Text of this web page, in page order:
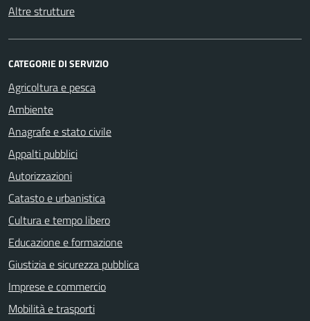
Altre strutture
CATEGORIE DI SERVIZIO
Agricoltura e pesca
Ambiente
Anagrafe e stato civile
Appalti pubblici
Autorizzazioni
Catasto e urbanistica
Cultura e tempo libero
Educazione e formazione
Giustizia e sicurezza pubblica
Imprese e commercio
Mobilità e trasporti